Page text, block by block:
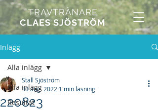
TRAVTRÄNARE
CLAES SJÖSTRÖM
Inlägg
Alla inlägg
Resultat
Alla inlägg
220823
Stall Sjöström
30 aug. 2022 1 min läsning